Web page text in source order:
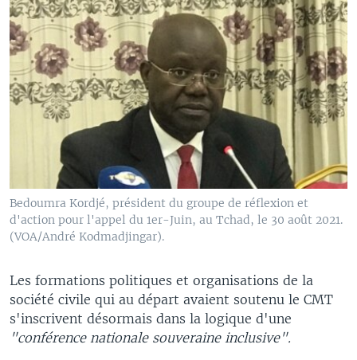
Bedoumra Kordjé, président du groupe de réflexion et
d'action pour l'appel du 1er-Juin, au Tchad, le 30 août 2021.
(VOA/André Kodmadjingar).
Les formations politiques et organisations de la
société civile qui au départ avaient soutenu le CMT
s'inscrivent désormais dans la logique d'une
"conférence nationale souveraine inclusive".